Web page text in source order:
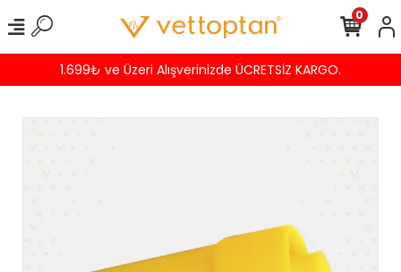
1.699₺ ve Üzeri Alışverinizde ÜCRETSİZ KARGO.
0